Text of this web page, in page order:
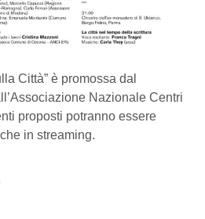
Città” è promossa dal
Nazionale Centri
proposti potranno essere
in streaming.